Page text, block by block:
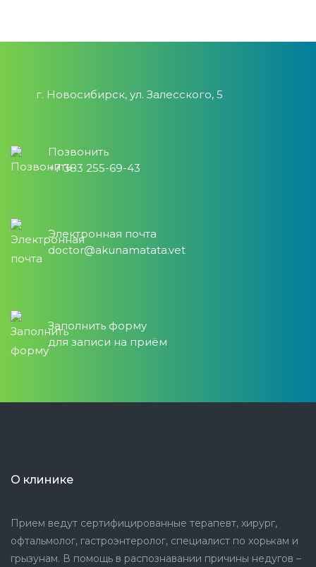
г. Новосибирск, ул. Залесского, 5
Позвонить
+7 383 255-69-43
Электронная почта
doctor@akunamatata.vet
Заполнить форму
для записи на приём
О клинике
Прием ведут сертифицированные терапевт, хирург,
офтальмолог, гастроэнтеролог, специалист по хорькам и
грызунам. В помощь в распознавании причины недугов –